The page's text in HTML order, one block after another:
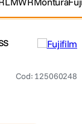
Cod: 125060248